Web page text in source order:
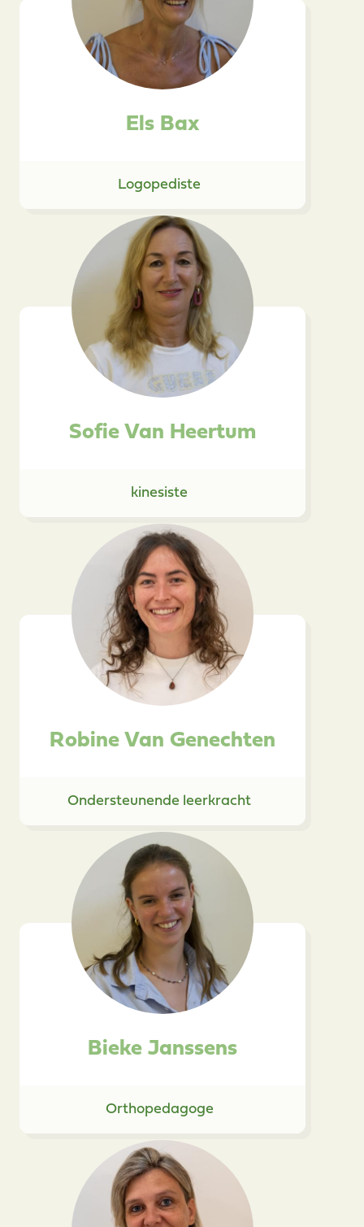
Els Bax
Logopediste
Sofie Van Heertum
kinesiste
Robine Van Genechten
Ondersteunende leerkracht
Bieke Janssens
Orthopedagoge